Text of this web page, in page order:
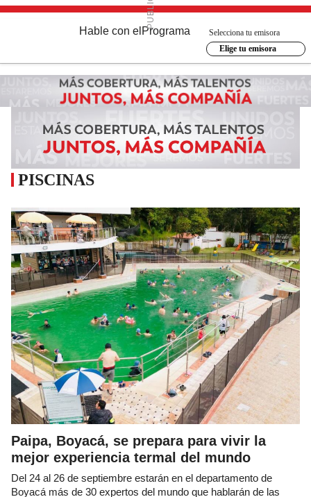
Hable con el Programa
Selecciona tu emisora
Elige tu emisora
PISCINAS
Paipa, Boyacá, se prepara para vivir la
mejor experiencia termal del mundo
Del 24 al 26 de septiembre estarán en el departamento de
Boyacá más de 30 expertos del mundo que hablarán de las